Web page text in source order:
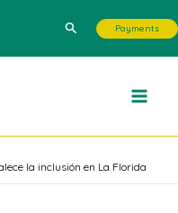
Search Payments
la inclusión en La Florida